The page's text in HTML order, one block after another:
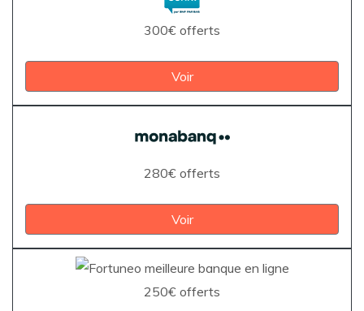
300€ offerts
Voir
280€ offerts
Voir
250€ offerts